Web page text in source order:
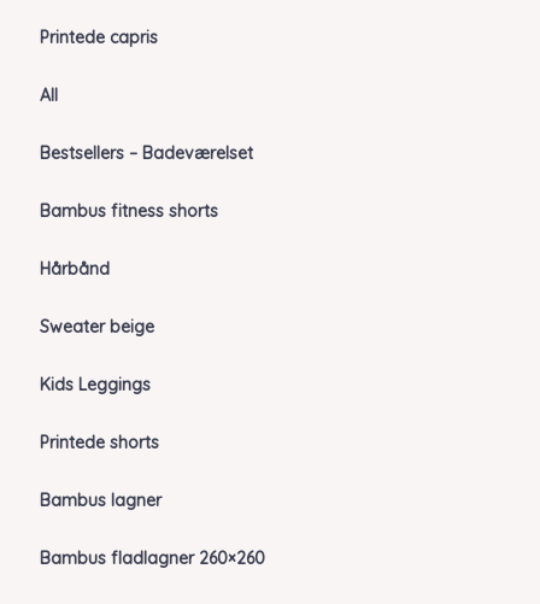
Printede capris
All
Bestsellers – Badeværelset
Bambus fitness shorts
Hårbånd
Sweater beige
Kids Leggings
Printede shorts
Bambus lagner
Bambus fladlagner 260×260